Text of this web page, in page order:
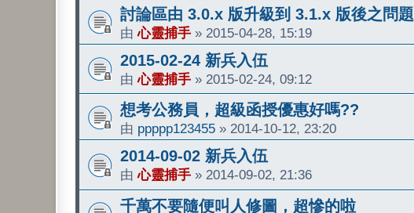
討論區由 3.0.x 版升級到 3.1.x 版後之問題
由心靈捕手 » 2015-04-28, 15:19
2015-02-24 新兵入伍
由心靈捕手 » 2015-02-24, 09:12
想考公務員，超級函授優惠好嗎??
由 ppppp123455 » 2014-10-12, 23:20
2014-09-02 新兵入伍
由心靈捕手 » 2014-09-02, 21:36
千萬不要隨便叫人修圖，超慘的啦